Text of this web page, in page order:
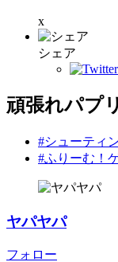
x
シェア
頑張れパプ
#シューティ
#ふりーむ！
ヤパヤパ
フォロー